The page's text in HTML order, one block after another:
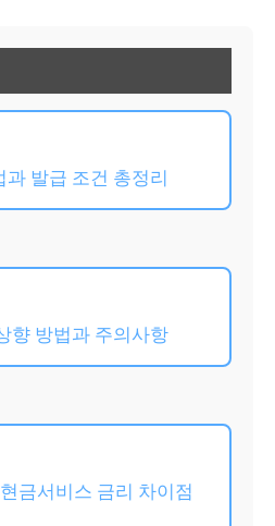
발급 조건 총정리
향 방법과 주의사항
금서비스 금리 차이점